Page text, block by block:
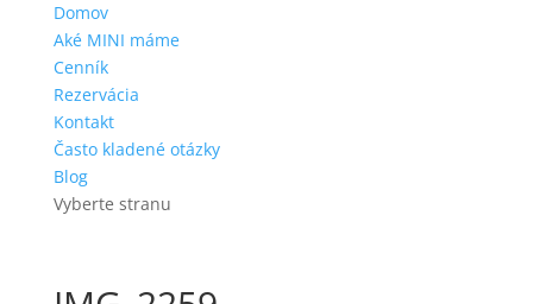
Domov
Aké MINI máme
Cenník
Rezervácia
Kontakt
Často kladené otázky
Blog
Vyberte stranu